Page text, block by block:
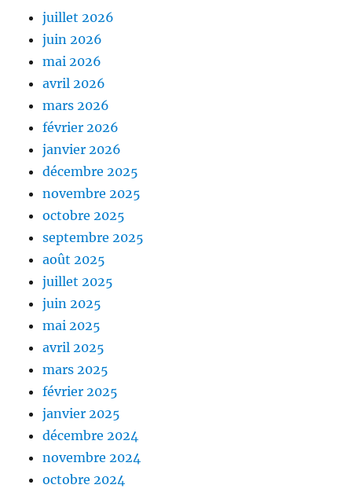
juillet 2026
juin 2026
mai 2026
avril 2026
mars 2026
février 2026
janvier 2026
décembre 2025
novembre 2025
octobre 2025
septembre 2025
août 2025
juillet 2025
juin 2025
mai 2025
avril 2025
mars 2025
février 2025
janvier 2025
décembre 2024
novembre 2024
octobre 2024